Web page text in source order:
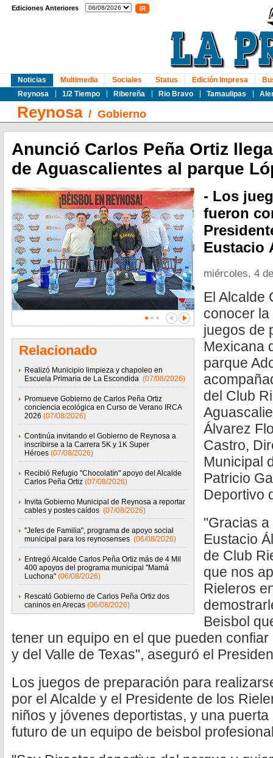
Ediciones Anteriores
Noticias
Reynosa
1/2 Tiempo Ribereña Rio Bravo Tamaulipas
Multimedia Sociales Status Edición Impresa
Reynosa/ Gobierno
Anunció Carlos Peña Ortiz
de Aguascalientes al parque
Relacionado
Realizó Municipio limpieza y chapoleo en
Escuela Primaria de La Escondida (07/08/2026)
Promueve Gobierno de Carlos Peña Ortiz
conciencia ecológica en Curso de Verano IRCA
2026 (07/08/2026)
Continúa invitando el Gobierno de Reynosa a
inscribirse a la Carrera 5K y 1K Super
Héroes (07/08/2026)
Recibió Refugio "Chocolatín" apoyo del Alcalde
Carlos Peña Ortiz (07/08/2026)
Invita Gobierno Municipal de Reynosa a reportar
cables y postes caídos (07/08/2026)
"Jefes de Familia", programa de apoyo social
municipal para los reynosenses (06/08/2026)
Entregó Alcalde Carlos Peña Ortiz más de 4 Mil
400 apoyos del programa municipal "Mamá
Luchona" (06/08/2026)
Rescató Gobierno de Carlos Peña Ortiz dos
caninos en Arecas (06/08/2026)
- Los
fueron
Eustacio
miércoles, 4
El Alcalde
conocer
juegos de
Mexicana
parque
del Club
Álvarez
Castro,
Municipal
Patricio
Deportivo
"Gracias
Eustacio
de Club
que nos
Rieleros
Beisbol
tener un equipo en el que pueden
y del Valle de Texas", aseguró el
Los juegos de preparación para
por el Alcalde y el Presidente de los
niños y jóvenes deportistas, y una
futuro de un equipo de beisbol